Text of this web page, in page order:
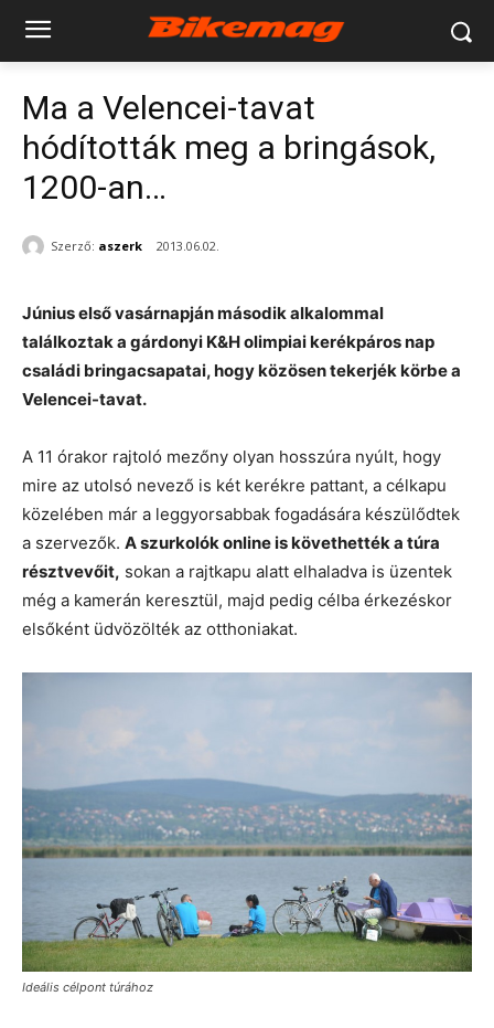
Ma a Velencei-tavat
hódították meg a bringások,
1200-an…
Szerző: aszerk 2013.06.02.
Június első vasárnapján második alkalommal
találkoztak a gárdonyi K&H olimpiai kerékpáros nap
családi bringacsapatai, hogy közösen tekerjék körbe a
Velencei-tavat.
A 11 órakor rajtoló mezőny olyan hosszúra nyúlt, hogy
mire az utolsó nevező is két kerékre pattant, a célkapu
közelében már a leggyorsabbak fogadására készülődtek
a szervezők. A szurkolók online is követhették a túra
résztvevőit, sokan a rajtkapu alatt elhaladva is üzentek
még a kamerán keresztül, majd pedig célba érkezéskor
elsőként üdvözölték az otthoniakat.
Ideális célpont túrához